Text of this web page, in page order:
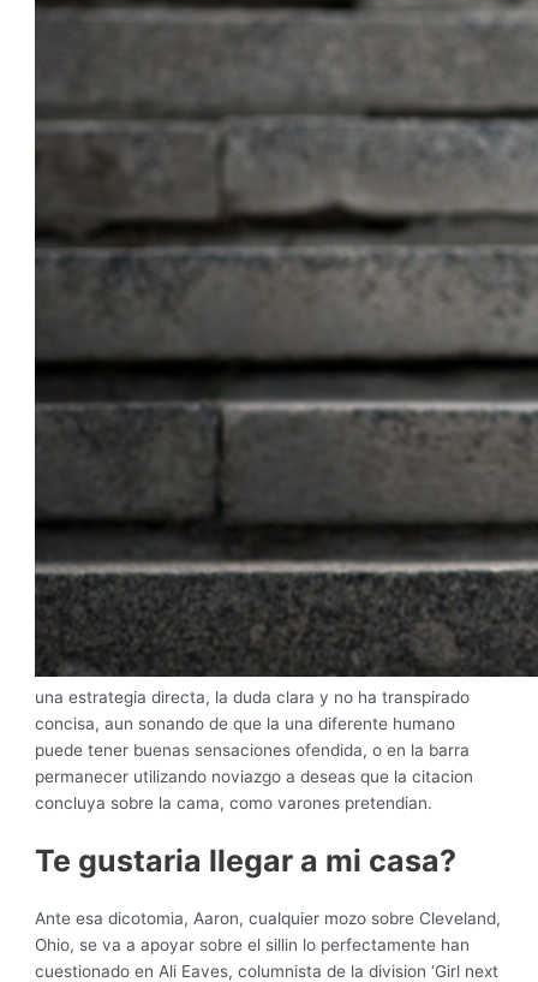
una estrategia directa, la duda clara y no ha transpirado
concisa, aun sonando de que la una diferente humano
puede tener buenas sensaciones ofendida, o en la barra
permanecer utilizando noviazgo a deseas que la citacion
concluya sobre la cama, como varones pretendian.
Te gustaria llegar a mi casa?
Ante esa dicotomia, Aaron, cualquier mozo sobre Cleveland,
Ohio, se va a apoyar sobre el silli­n lo perfectamente han
cuestionado en Ali Eaves, columnista de la division ‘Girl next